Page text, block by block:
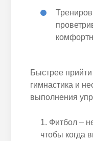
Быстрее
гимнастика и
выполнения
Фитбол –
чтобы когда